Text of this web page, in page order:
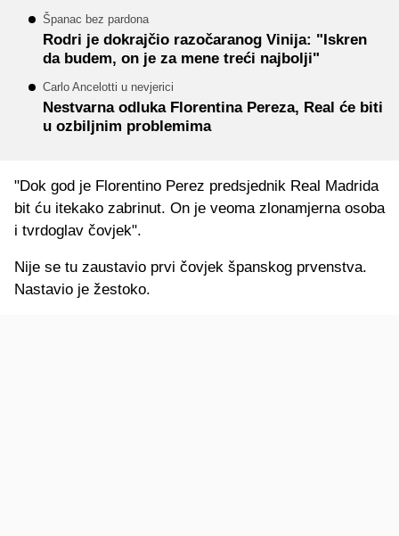
Španac bez pardona
Rodri je dokrajčio razočaranog Vinija: "Iskren
da budem, on je za mene treći najbolji"
Carlo Ancelotti u nevjerici
Nestvarna odluka Florentina Pereza, Real će biti
u ozbiljnim problemima
"Dok god je Florentino Perez predsjednik Real Madrida
bit ću itekako zabrinut. On je veoma zlonamjerna osoba
i tvrdoglav čovjek".
Nije se tu zaustavio prvi čovjek španskog prvenstva.
Nastavio je žestoko.